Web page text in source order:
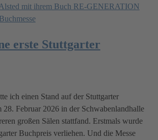
erste Stuttgarter
ich einen Stand auf der Stuttgarter
28. Februar 2026 in der Schwabenlandhalle
großen Sälen stattfand. Erstmals wurde
Buchpreis verliehen. Und die Messe